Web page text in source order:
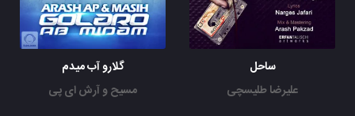
ساحل
علیرضا طلیسچی
گلارو آب میدم
مسیح و آرش ای پی